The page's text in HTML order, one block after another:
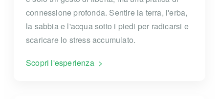
connessione profonda. Sentire la terra, l'erba,
la sabbia e l'acqua sotto i piedi per radicarsi e
scaricare lo stress accumulato.
Scopri l'esperienza